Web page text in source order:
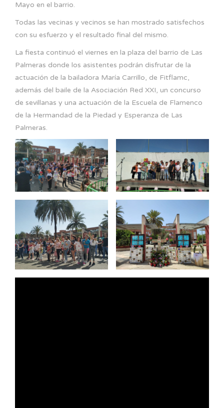
Mayo en el barrio.
Todas las vecinas y vecinos se han mostrado satisfechos
con su esfuerzo y el resultado final del mismo.
La fiesta continuó el viernes en la plaza del barrio de Las
Palmeras donde los asistentes podrán disfrutar de la
actuación de la bailadora María Carrillo, de Fitflamc,
además del baile de la Asociación Red XXI, un concurso
de sevillanas y una actuación de la Escuela de Flamenco
de la Hermandad de la Piedad y Esperanza de Las
Palmeras.